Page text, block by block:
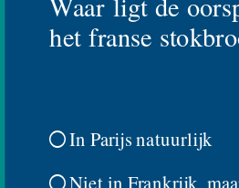
het franse
In Parijs natuurlijk
Niet in Frankrijk,